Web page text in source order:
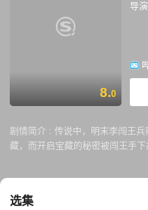
8.0
导演
剧情简介 : 传说中，明末李闯王
藏，而开启宝藏的秘密被闯王手
开宝藏的秘密，或为利己野心，
豪杰进行了一场惊心动魄的生死
选集